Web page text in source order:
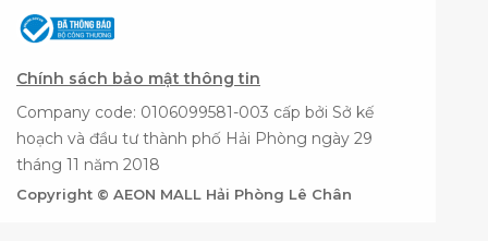
Chính sách bảo mật thông tin
Company code: 0106099581-003 cấp bởi Sở kế
hoạch và đầu tư thành phố Hải Phòng ngày 29
tháng 11 năm 2018
Copyright © AEON MALL Hải Phòng Lê Chân